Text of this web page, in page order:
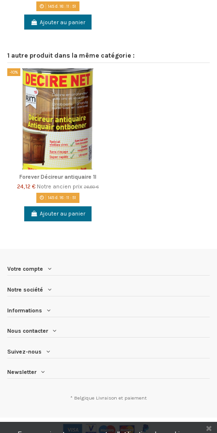
145d. 18:11 :51
Ajouter au panier
1 autre produit dans la même catégorie :
-10%
Forever Décireur antiquaire 1l
24,12 € Notre ancien prix 26,80 €
145d.18:11 :51
Ajouter au panier
Votre compte
Notre société
Informations
Nous contacter
Suivez-nous
Newsletter
* Belgique Livraison et paiement